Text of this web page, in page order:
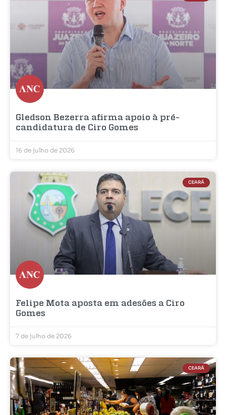
Gledson Bezerra afirma apoio à pré-
candidatura de Ciro Gomes
16 de julho de 2026
CEARÁ
Felipe Mota aposta em adesões a Ciro
Gomes
7 de julho de 2026
CEARÁ